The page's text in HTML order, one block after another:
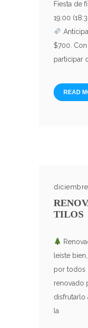
Fiesta de
19:00
$700.
participar
READ
TILOS
leíste
por todos
renovado
disfrutarlo
la